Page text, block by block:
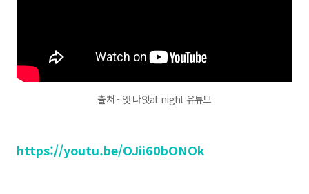
출처 - 앳 나잇at night 유튜브
https://youtu.be/OJii60bONOk